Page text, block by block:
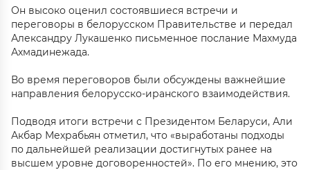
Он высоко оценил состоявшиеся встречи и
переговоры в белорусском Правительстве и передал
Александру Лукашенко письменное послание Махмуда
Ахмадинежада.
Во время переговоров были обсуждены важнейшие
направления белорусско-иранского взаимодействия.
Подводя итоги встречи с Президентом Беларуси, Али
Акбар Мехрабьян отметил, что «выработаны подходы
по дальнейшей реализации достигнутых ранее на
высшем уровне договоренностей». По его мнению, это